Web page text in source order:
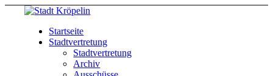
Startseite
Stadtvertretung
Stadtvertretung
Archiv